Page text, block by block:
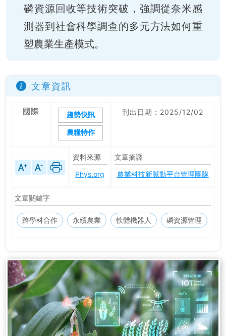
磷資源回收等技術突破，強調從奈米感
測器到社會科學調查的多元方法如何重
塑農業生產模式。
文章資訊
國際 趨勢快訊
農糧特作
刊出日期：2025/12/02
資料來源
Phys.org
文章摘譯
農業科技新脈動平台管理團隊
文章關鍵字
跨學科合作 永續農業 軟體機器人 磷資源管理